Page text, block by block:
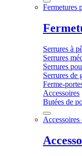
Fermetures
Serrures à
Serrures
Serrures
Serrures de
Ferme-
Accessoires
Butées de
Accessoires